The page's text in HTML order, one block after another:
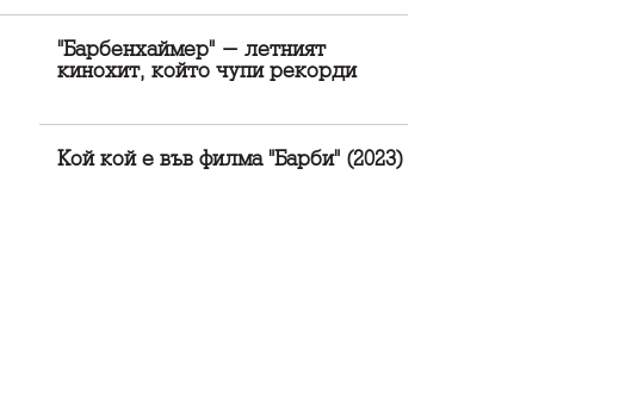
"Барбенхаймер" - летният
кинохит, който чупи рекорди
Кой кой е във филма "Барби" (2023)